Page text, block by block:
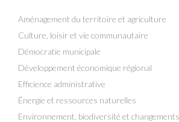
Aménagement du territoire et agriculture
Culture, loisir et vie communautaire
Démocratie municipale
Développement économique régional
Efficience administrative
Énergie et ressources naturelles
Environnement, biodiversité et